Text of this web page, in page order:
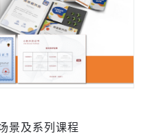
景及系列课程